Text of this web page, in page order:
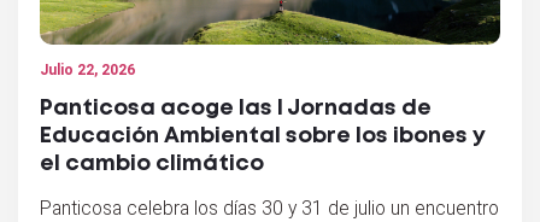
Julio 22, 2026
Panticosa acoge las I Jornadas de
Educación Ambiental sobre los ibones y
el cambio climático
Panticosa celebra los días 30 y 31 de julio un encuentro